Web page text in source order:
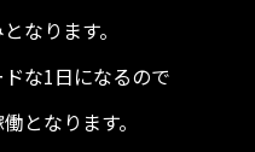
なります。
な1日になるので
となります。